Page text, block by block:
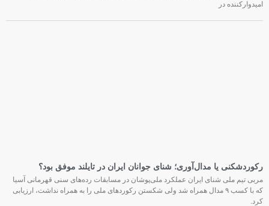
امیدوارکننده در
رکوردشکنی یا مدال‌آوری؛ شنای جوانان ایران در تایلند موفق بود؟
مربی تیم ملی شنای ایران عملکرد ملی‌پوشان در مسابقات رده‌های سنی قهرمانی آسیا
که با کسب ۹ مدال همراه شد ولی شکستن رکوردهای ملی را به همراه نداشت، ارزیابی
کرد.